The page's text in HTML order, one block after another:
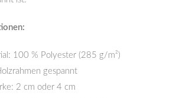
100 % Polyester (285 g/m²)
gespannt
2 cm oder 4 cm